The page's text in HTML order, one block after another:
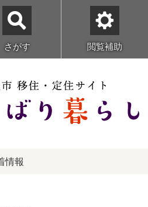
さがす 閲覧補助
情報